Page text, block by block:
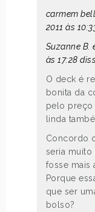
carmem
2011 às
Suzanne B.
às 17:28
O deck é
bonita da
pelo preço
linda
Concordo
seria
fosse mais
Porque
que ser
bolso?